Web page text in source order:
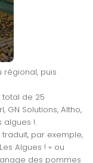
régional, puis
total de 25
Solutions, Altho,
algues !.
par exemple,
Algues ! » ou
des pommes